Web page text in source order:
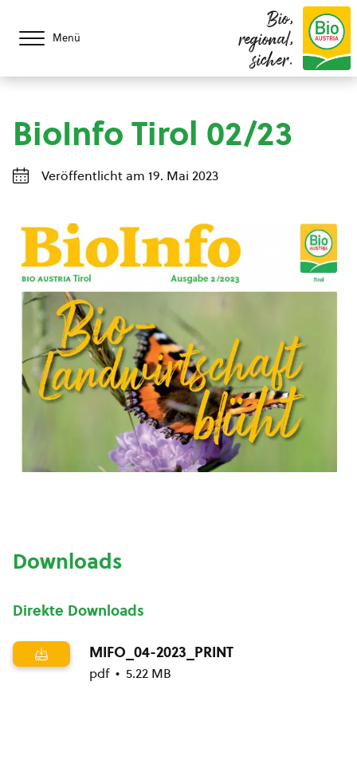
Menü
Bio,
regional,
sicher.
BioInfo Tirol 02/23
Veröffentlicht am 19. Mai 2023
Downloads
Direkte Downloads
MIFO_04-2023_PRINT
pdf 5.22 MB